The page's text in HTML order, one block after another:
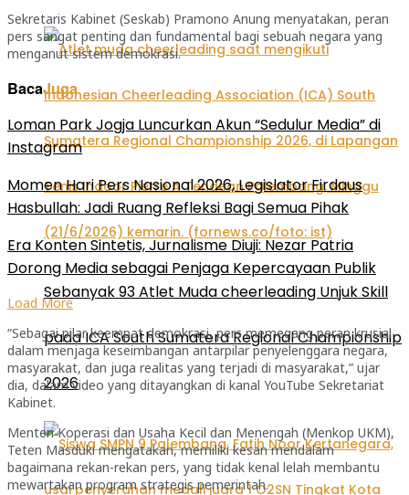
Sebanyak 93 Atlet Muda cheerleading Unjuk Skill
pada ICA South Sumatera Regional Championship
2026
Sekretaris Kabinet (Seskab) Pramono Anung menyatakan, peran
pers sangat penting dan fundamental bagi sebuah negara yang
menganut sistem demokrasi.
BacaJuga
Loman Park Jogja Luncurkan Akun “Sedulur Media” di
Instagram
Momen Hari Pers Nasional 2026, Legislator Firdaus
Hasbullah: Jadi Ruang Refleksi Bagi Semua Pihak
Era Konten Sintetis, Jurnalisme Diuji: Nezar Patria
Dorong Media sebagai Penjaga Kepercayaan Publik
Load More
“Sebagai pilar keempat demokrasi, pers memegang peran krusial
dalam menjaga keseimbangan antarpilar penyelenggara negara,
masyarakat, dan juga realitas yang terjadi di masyarakat,” ujar
dia, dalam video yang ditayangkan di kanal YouTube Sekretariat
Kabinet.
Menteri Koperasi dan Usaha Kecil dan Menengah (Menkop UKM),
Teten Masduki mengatakan, memiliki kesan mendalam
bagaimana rekan-rekan pers, yang tidak kenal lelah membantu
mewartakan program strategis pemerintah.